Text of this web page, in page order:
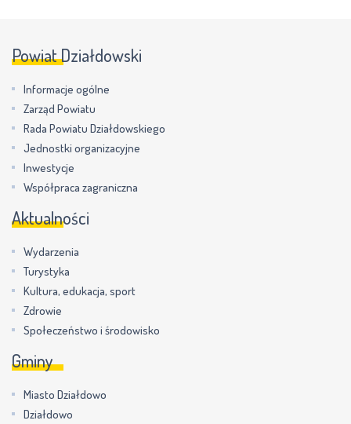
Powiat Działdowski
Informacje ogólne
Zarząd Powiatu
Rada Powiatu Działdowskiego
Jednostki organizacyjne
Inwestycje
Współpraca zagraniczna
Aktualności
Wydarzenia
Turystyka
Kultura, edukacja, sport
Zdrowie
Społeczeństwo i środowisko
Gminy
Miasto Działdowo
Działdowo